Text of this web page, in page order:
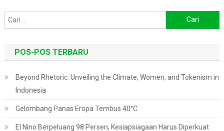
untuk:
POS-POS TERBARU
Beyond Rhetoric: Unveiling the Climate, Women, and Tokenism in
Indonesia
Gelombang Panas Eropa Tembus 40°C
El Nino Berpeluang 98 Persen, Kesiapsiagaan Harus Diperkuat